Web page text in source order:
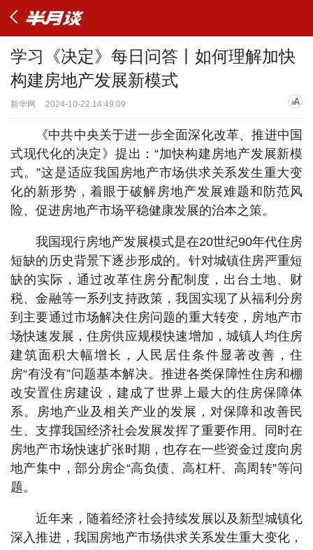
学习《决定》每日问答丨如何理解加快
构建房地产发展新模式
新华网 2024-10-22 14:49:09
《中共中央关于进一步全面深化改革、推进中国
式现代化的决定》提出：“加快构建房地产发展新模
式。”这是适应我国房地产市场供求关系发生重大变
化的新形势，着眼于破解房地产发展难题和防范风
险、促进房地产市场平稳健康发展的治本之策。
我国现行房地产发展模式是在20世纪90年代住房
短缺的历史背景下逐步形成的。针对城镇住房严重短
缺的实际，通过改革住房分配制度，出台土地、财
税、金融等一系列支持政策，我国实现了从福利分房
到主要通过市场解决住房问题的重大转变，房地产市
场快速发展，住房供应规模快速增加，城镇人均住房
建筑面积大幅增长，人民居住条件显著改善，住
房“有没有”问题基本解决。推进各类保障性住房和棚
改安置住房建设，建成了世界上最大的住房保障体
系。房地产业及相关产业的发展，对保障和改善民
生、支撑我国经济社会发展发挥了重要作用。同时在
房地产市场快速扩张时期，也存在一些资金过度向房
地产集中，部分房企“高负债、高杠杆、高周转”等问
题。
近年来，随着经济社会持续发展以及新型城镇化
深入推进，我国房地产市场供求关系发生重大变化，